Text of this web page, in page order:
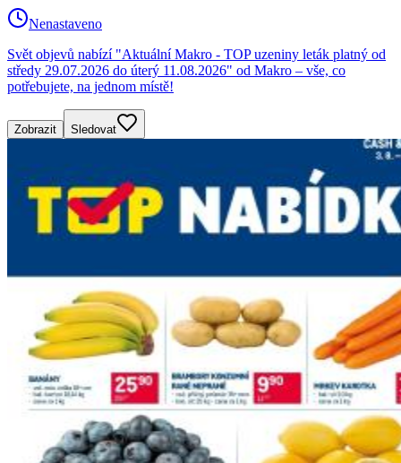
Nenastaveno
Svět objevů nabízí "Aktuální Makro - TOP uzeniny leták platný od
středy 29.07.2026 do úterý 11.08.2026" od Makro – vše, co
potřebujete, na jednom místě!
Zobrazit Sledovat